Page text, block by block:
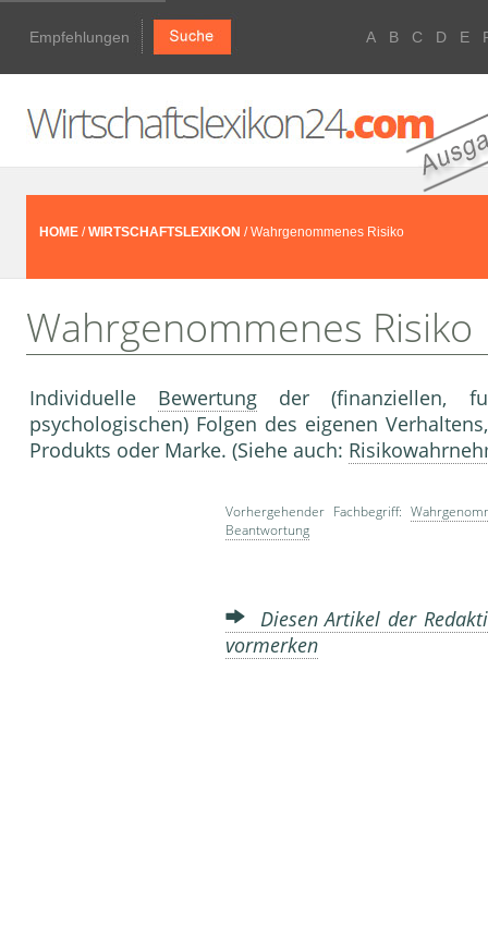
Empfehlungen A B C D E
HOME /WIRTSCHAFTSLEXIKON / Wahrgenommenes Risiko
Wahrgenommenes Risiko
Individuelle Bewertung der (finanziellen,
psychologischen) Folgen des eigenen
Produkts oder Marke. (Siehe auch:
Vorhergehender Fachbegriff:
Beantwortung
Diesen Artikel der
vormerken